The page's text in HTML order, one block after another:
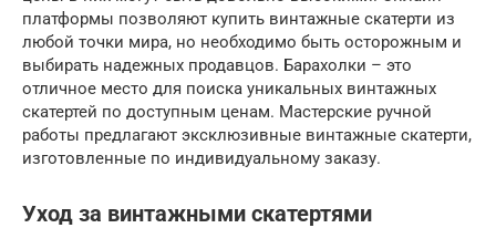
платформы позволяют купить винтажные скатерти из
любой точки мира, но необходимо быть осторожным и
выбирать надежных продавцов. Барахолки – это
отличное место для поиска уникальных винтажных
скатертей по доступным ценам. Мастерские ручной
работы предлагают эксклюзивные винтажные скатерти,
изготовленные по индивидуальному заказу.
Уход за винтажными скатертями